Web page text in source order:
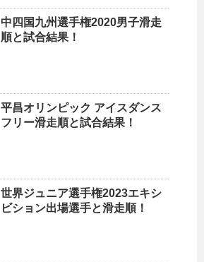
中四国九州選手権2020男子滑走
順と試合結果！
平昌オリンピック アイスダンス
フリー滑走順と試合結果！
世界ジュニア選手権2023エキシ
ビション出場選手と滑走順！